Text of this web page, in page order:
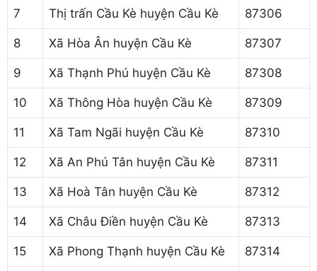
7 Thị trấn Cầu Kè huyện Cầu Kè 87306
8 Xã Hòa Ân huyện Cầu Kè 87307
9 Xã Thạnh Phú huyện Cầu Kè 87308
10 Xã Thông Hòa huyện Cầu Kè 87309
11 Xã Tam Ngãi huyện Cầu Kè 87310
12 Xã An Phú Tân huyện Cầu Kè 87311
13 Xã Hoà Tân huyện Cầu Kè 87312
14 Xã Châu Điền huyện Cầu Kè 87313
15 Xã Phong Thạnh huyện Cầu Kè 87314